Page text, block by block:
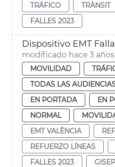
TRÁFICO
TRÀNSIT
FALLES 2023
Dispositivo EMT
modificado hace 3 años
MOVILIDAD
TODAS LAS
EN PORTADA
EN
NORMAL
EMT VALÈNCIA
REFUERZO LÍNEAS
FALLES 2023